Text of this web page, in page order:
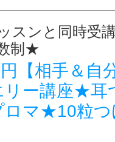
グッドスク
掲載のお問
スンと同時受
制★
【相手＆自
リー講座★耳
ロマ★10粒つ